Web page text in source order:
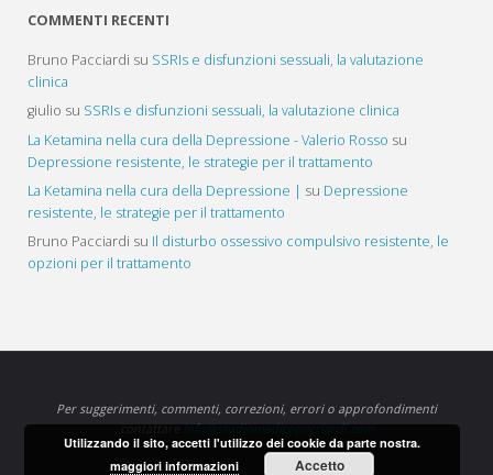
COMMENTI RECENTI
Bruno Pacciardi su SSRIs e disfunzioni sessuali, la valutazione
clinica
giulio su SSRIs e disfunzioni sessuali, la valutazione clinica
La Ketamina nella cura della Depressione - Valerio Rosso su
Depressione resistente, le strategie per il trattamento
La Ketamina nella cura della Depressione | su Depressione
resistente, le strategie per il trattamento
Bruno Pacciardi su Il disturbo ossessivo compulsivo resistente, le
opzioni per il trattamento
Per suggerimenti, commenti, correzioni, errori o approfondimenti
contattareinfo@studiomedicopacciardi.com
Utilizzando il sito, accetti l'utilizzo dei cookie da parte nostra.
maggiori informazioni
Accetto